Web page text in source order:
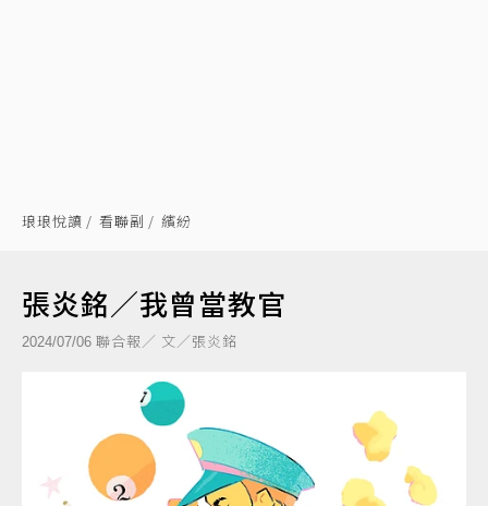
琅琅悅讀 看聯副 繽紛
張炎銘／我曾當教官
2024/07/06 聯合報／ 文／張炎銘